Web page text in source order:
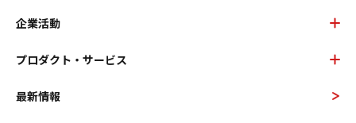
企業活動
プロダクト・サービス
最新情報